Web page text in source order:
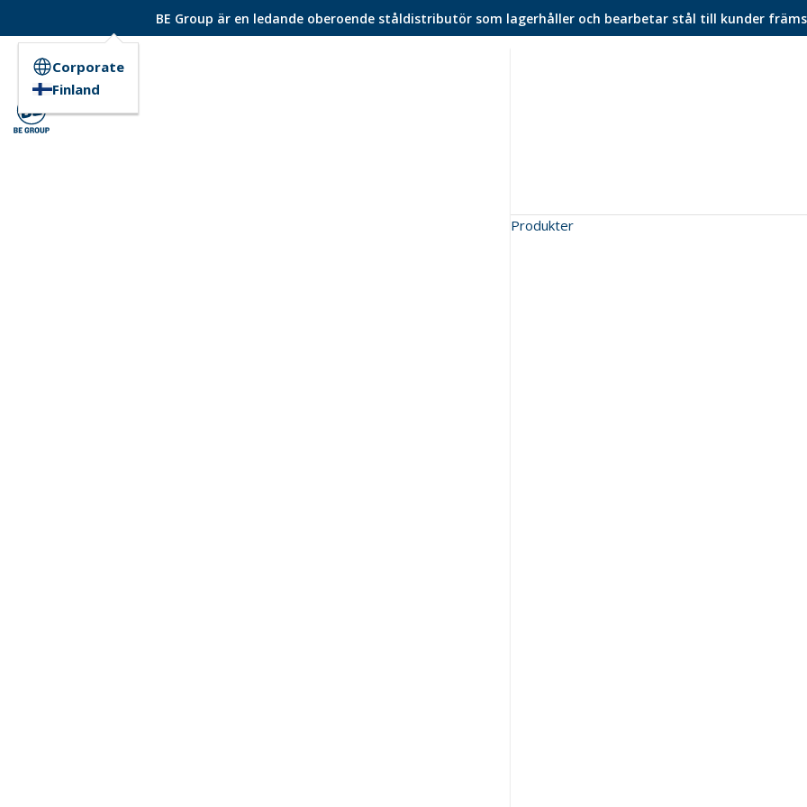
BE Group är en ledande oberoende ståldistributör som lagerhåller och bearbetar stål till kunder
Produkter
Corporate
Finland